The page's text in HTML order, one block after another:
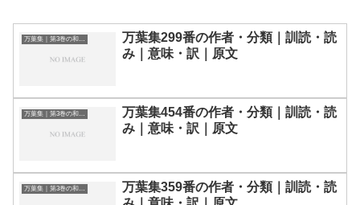
万葉集299番の作者・分類｜訓読・読
み｜意味・訳｜原文
万葉集｜第3巻の和歌一覧
万葉集454番の作者・分類｜訓読・読
み｜意味・訳｜原文
万葉集｜第3巻の和歌一覧
万葉集359番の作者・分類｜訓読・読